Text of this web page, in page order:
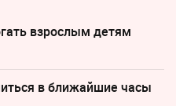
взрослым детям
в ближайшие часы